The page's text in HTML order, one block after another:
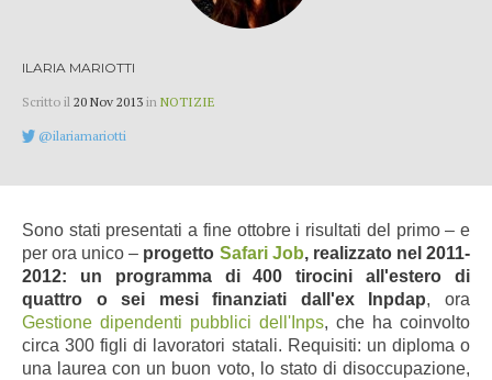
ILARIA MARIOTTI
Scritto il 20 Nov 2013 in NOTIZIE
@ilariamariotti
Sono stati presentati a fine ottobre i risultati del primo – e
per ora unico – progetto Safari Job, realizzato nel 2011-
2012: un programma di 400 tirocini all'estero di
quattro o sei mesi finanziati dall'ex Inpdap, ora
Gestione dipendenti pubblici dell'Inps, che ha coinvolto
circa 300 figli di lavoratori statali. Requisiti: un diploma o
una laurea con un buon voto, lo stato di disoccupazione,